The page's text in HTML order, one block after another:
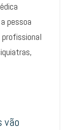
pessoa
vão